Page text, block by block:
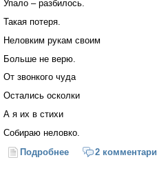
Упало – разбилось.
Такая потеря.
Неловким рукам своим
Больше не верю.
От звонкого чуда
Остались осколки
А я их в стихи
Собираю неловко.
Подробнее о Упало -разбилось
2